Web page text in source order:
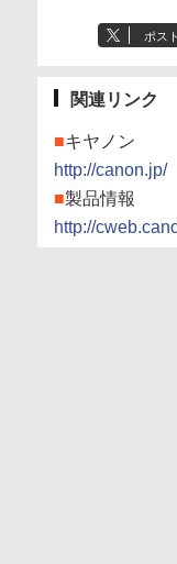
ポスト
関連リンク
■キヤノン
http://canon.jp/
■製品情報
http://